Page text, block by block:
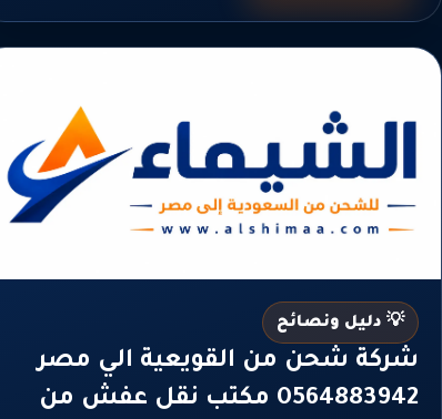
💡 دليل ونصائح
شركة شحن من القويعية الي مصر
0564883942 مكتب نقل عفش من